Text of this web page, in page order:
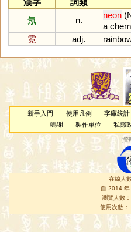
氖
n.
neon (
a
霓
adj.
新手入門 使用凡例 字庫統計
鳴謝
製作單位 私隱
（管
在線人
自 2014
瀏覽人數
使用次數